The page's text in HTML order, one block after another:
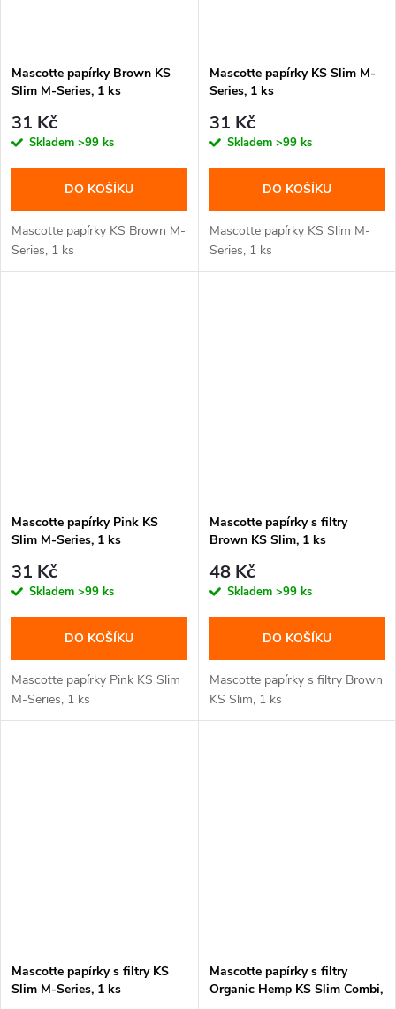
Mascotte papírky Brown KS
Slim M-Series, 1 ks
31 Kč
Skladem >99 ks
DO KOŠÍKU
Mascotte papírky KS Brown M-
Series, 1 ks
Mascotte papírky KS Slim M-
Series, 1 ks
31 Kč
Skladem >99 ks
DO KOŠÍKU
Mascotte papírky KS Slim M-
Series, 1 ks
Mascotte papírky Pink KS
Slim M-Series, 1 ks
31 Kč
Skladem >99 ks
DO KOŠÍKU
Mascotte papírky Pink KS Slim
M-Series, 1 ks
Mascotte papírky s filtry
Brown KS Slim, 1 ks
48 Kč
Skladem >99 ks
DO KOŠÍKU
Mascotte papírky s filtry Brown
KS Slim, 1 ks
Mascotte papírky s filtry KS
Slim M-Series, 1 ks
Mascotte papírky s filtry
Organic Hemp KS Slim Combi,